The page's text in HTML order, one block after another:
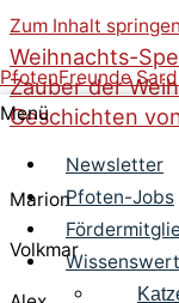
Zum Inhalt springen
PfotenFreunde
Menü
Newsletter
Pfoten-Jobs
Weihnachts-
Zauber der
Geschichten
Marion
Volkmar